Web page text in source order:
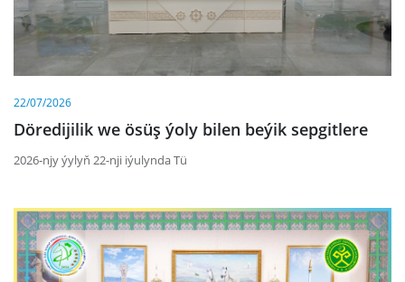
22/07/2026
Döredijilik we ösüş ýoly bilen beýik sepgitlere
2026-njy ýylyň 22-nji iýulynda Tü